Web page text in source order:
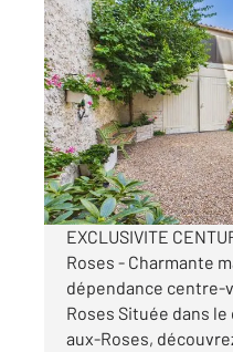
FONTENAY AUX
95,42 m2, 4 pièces
Ref : 1014
Maison à vendre
632
Visiter le site dédié
EXCLUSIVITE
Roses - Charmante
dépendance centre-
Roses Située dans
aux-Roses,